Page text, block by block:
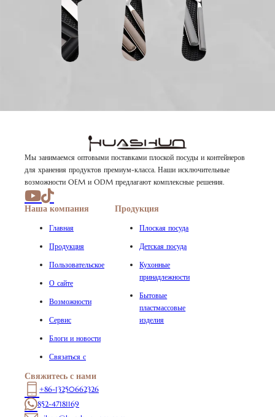
Мы занимаемся оптовыми поставками плоской посуды и контейнеров
для хранения продуктов премиум-класса. Наши исключительные
возможности OEM и ODM предлагают комплексные решения.
Наша компания
Главная
Продукция
Пользовательское
О сайте
Возможности
Сервис
Блоги и новости
Связаться с
Продукция
Плоская посуда
Детская посуда
Кухонные
принадлежности
Бытовые
пластмассовые
изделия
Свяжитесь с нами
+86-13250662326
852-47181169